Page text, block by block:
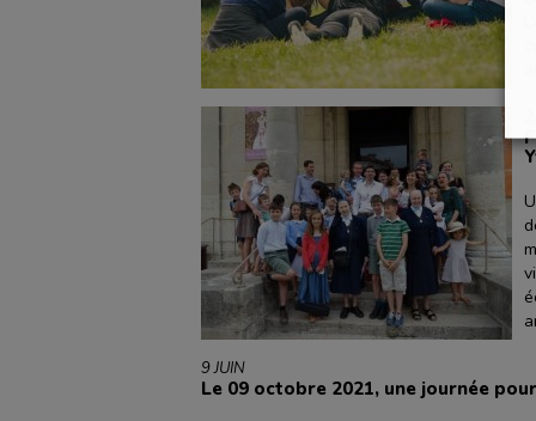
9 JUIN
Le 09 octobre 2021, une journée